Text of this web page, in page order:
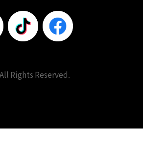
Rights Reserved.